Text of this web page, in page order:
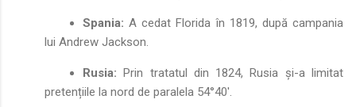
Spania: A cedat Florida în 1819, după campania
lui Andrew Jackson.
Rusia: Prin tratatul din 1824, Rusia și-a limitat
pretențiile la nord de paralela 54°40'.